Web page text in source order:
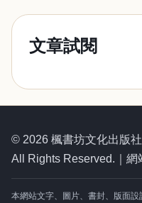
文章試閱
© 2026 楓書坊文化出版社
All Rights Reserved.｜網
本網站文字、圖片、書封、版面